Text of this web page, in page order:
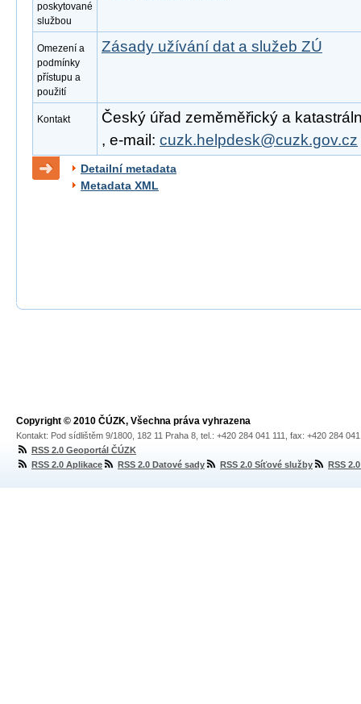
poskytované
službou
Omezení a
podmínky
přístupu a
použití
Zásady užívání dat a služeb ZÚ
Kontakt
Český úřad zeměměřický a
, e-mail: cuzk.helpdesk@cuzk.gov.cz
Detailní metadata
Metadata XML
Copyright © 2010 ČÚZK, Všechna práva vyhrazena
Kontakt: Pod sídlištěm 9/1800, 182 11 Praha 8, tel.: +420 284 041 111, fax: +420 284
RSS 2.0 Geoportál ČÚZK
RSS 2.0 Aplikace
RSS 2.0 Datové sady RSS 2.0 Síťové služby RSS